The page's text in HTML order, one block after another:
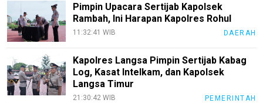
Pimpin Upacara Sertijab Kapolsek
Rambah, Ini Harapan Kapolres Rohul
11:32:41 WIB DAERAH
Kapolres Langsa Pimpin Sertijab Kabag
Log, Kasat Intelkam, dan Kapolsek
Langsa Timur
21:30:42 WIB PEMERINTAH
Nusapos
pendidikan
Kode